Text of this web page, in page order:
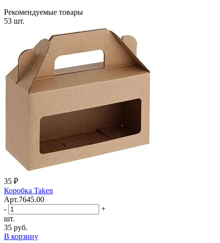
Рекомендуемые товары
53 шт.
35 ₽
Коробка Taken
Арт.7645.00
-
+
шт.
35 руб.
В корзину